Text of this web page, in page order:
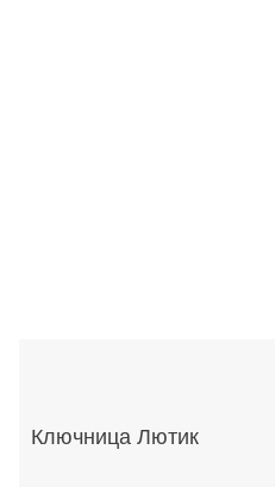
Ключница Лютик